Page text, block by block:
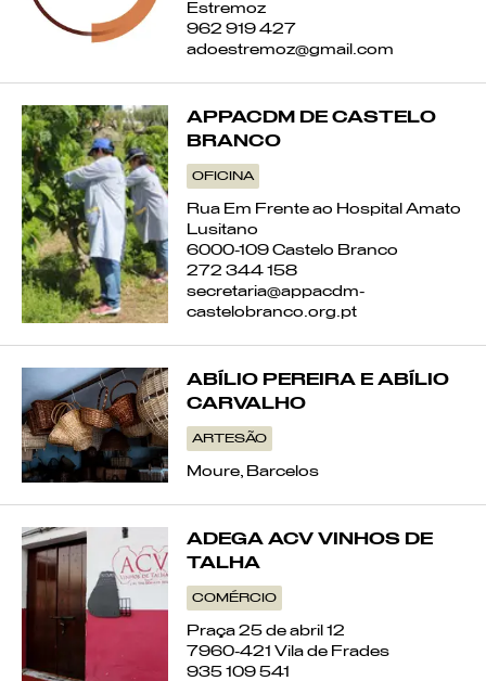
BORDADO DAS CALDAS DA
CORTIÇA
CASTANHEIRO
BRACEJO
MIMOSA
CARVALHO
BORDADO A PALHA
TECELAGEM DE ALMALAGUÊS
OLIVEIRA
NOGUEIRA
BUXO
AZINHO
Estremoz
962 919 427
adoestremoz@gmail.com
APPACDM DE CASTELO
BRANCO
OFICINA
Rua Em Frente ao Hospital Amato
Lusitano
6000-109 Castelo Branco
272 344 158
secretaria@appacdm-
castelobranco.org.pt
ABÍLIO PEREIRA E ABÍLIO
CARVALHO
ARTESÃO
Moure, Barcelos
ADEGA ACV VINHOS DE
TALHA
COMÉRCIO
Praça 25 de abril 12
7960-421 Vila de Frades
935 109 541